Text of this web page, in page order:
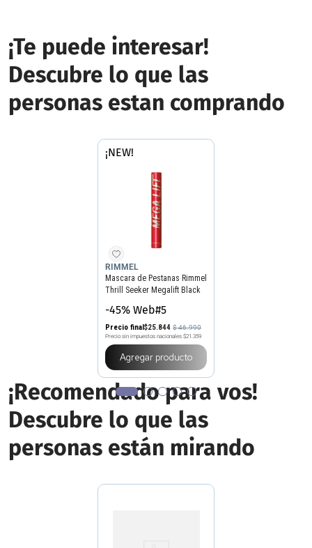
¡Te puede interesar!
Descubre lo que las
personas estan comprando
¡NEW!
RIMMEL
Mascara de Pestanas Rimmel
Thrill Seeker Megalift Black
-45% Web#5
Precio final$25.844 $46.990
Precio sin impuestos nacionales $21.359
Agregar producto
¡Recomendado para vos!
Descubre lo que las
personas están mirando